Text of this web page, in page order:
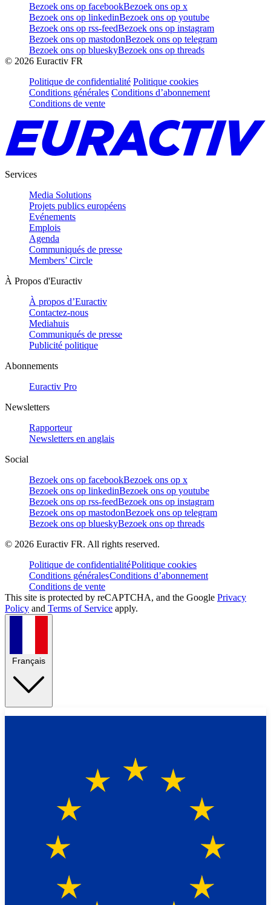
Bezoek ons op facebookBezoek ons op x
Bezoek ons op linkedinBezoek ons op youtube
Bezoek ons op rss-feedBezoek ons op instagram
Bezoek ons op mastodonBezoek ons op telegram
Bezoek ons op blueskyBezoek ons op threads
© 2026 Euractiv FR
Politique de confidentialité Politique cookies
Conditions générales Conditions d’abonnement
Conditions de vente
Services
Media Solutions
Projets publics européens
Evénements
Emplois
Agenda
Communiqués de presse
Members’ Circle
À Propos d'Euractiv
À propos d’Euractiv
Contactez-nous
Mediahuis
Communiqués de presse
Publicité politique
Abonnements
Euractiv Pro
Newsletters
Rapporteur
Newsletters en anglais
Social
Bezoek ons op facebookBezoek ons op x
Bezoek ons op linkedinBezoek ons op youtube
Bezoek ons op rss-feedBezoek ons op instagram
Bezoek ons op mastodonBezoek ons op telegram
Bezoek ons op blueskyBezoek ons op threads
© 2026 Euractiv FR. All rights reserved.
Politique de confidentialitéPolitique cookies
Conditions généralesConditions d’abonnement
Conditions de vente
This site is protected by reCAPTCHA, and the Google Privacy
Policy and Terms of Service apply.
Français